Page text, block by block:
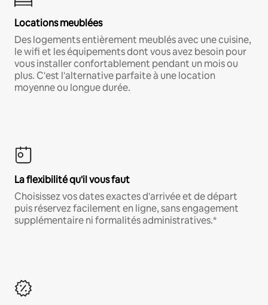
Locations meublées
Des logements entièrement meublés avec une cuisine,
le wifi et les équipements dont vous avez besoin pour
vous installer confortablement pendant un mois ou
plus. C'est l'alternative parfaite à une location
moyenne ou longue durée.
La flexibilité qu'il vous faut
Choisissez vos dates exactes d'arrivée et de départ
puis réservez facilement en ligne, sans engagement
supplémentaire ni formalités administratives.*